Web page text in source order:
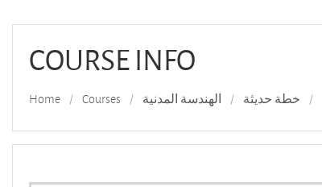
COURSE INFO
Home Courses الهندسة المدنية خطة حديثة